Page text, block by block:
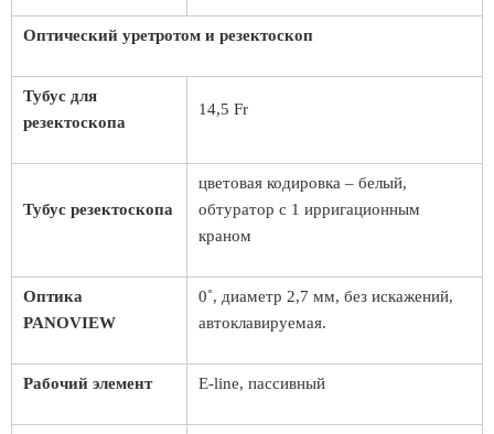
Оптический уретротом и резектоскоп
Тубус для
резектоскопа
14,5 Fr
Тубус резектоскопа
цветовая кодировка – белый,
обтуратор с 1 ирригационным
краном
Оптика
PANOVIEW
0˚, диаметр 2,7 мм, без искажений,
автоклавируемая.
Рабочий элемент E-line, пассивный